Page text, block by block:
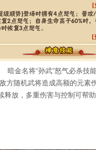
暗金名将“孙武”怒气必杀技
随机武将造成高额的元素
放，多重伤害与控制可帮